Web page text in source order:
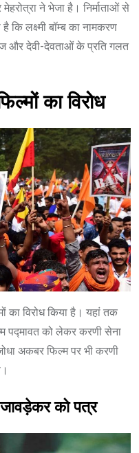
ने भेजा है। निर्माताओं से
कि लक्ष्मी बॉम्ब का नामकरण
और देवी-देवताओं के प्रति गलत
का विरोध
का विरोध किया है। यहां तक
पद्मावत को लेकर करणी सेना
अकबर फिल्म पर भी करणी
को पत्र